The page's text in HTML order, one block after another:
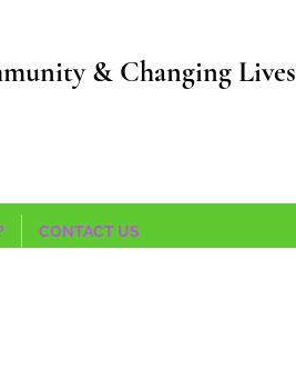
& Changing Lives
CONTACT US